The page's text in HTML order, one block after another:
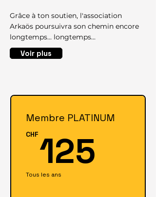
Grâce à ton soutien, l'association
Arkaös poursuivra son chemin encore
longtemps... longtemps...
Voir plus
Membre PLATINUM
CHF 125
Tous les ans